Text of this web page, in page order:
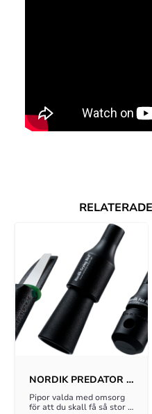
NORDIK PREDATOR
3-PACK
Pipor valda med omsorg
för att du skall få så stor